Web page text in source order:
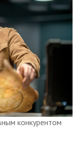
конкурентом